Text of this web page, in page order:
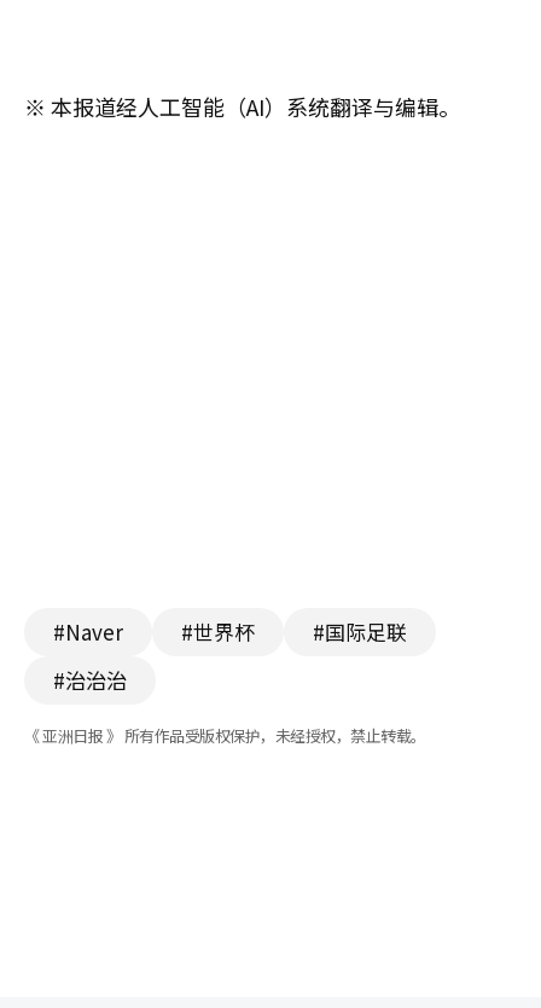
※ 本报道经人工智能（AI）系统翻译与编辑。
#Naver #世界杯
#国际足联
#治治治
《 亚洲日报 》 所有作品受版权保护，未经授权，禁止转载。